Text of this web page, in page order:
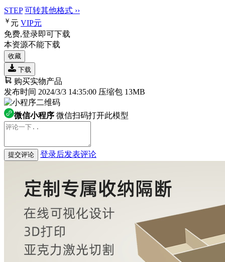
STEP 可转其他格式 ››
￥ 元 VIP元
免费,登录即可下载
本资源不能下载
收藏
下载
购买实物产品
发布时间 2024/3/3 14:35:00 压缩包 13MB
微信小程序 微信扫码打开此模型
提交评论 登录后发表评论